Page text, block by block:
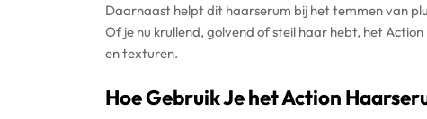
Daarnaast helpt dit haarserum bij het temmen van
Of je nu krullend, golvend of steil haar hebt, het
en texturen.
Hoe Gebruik Je het Action